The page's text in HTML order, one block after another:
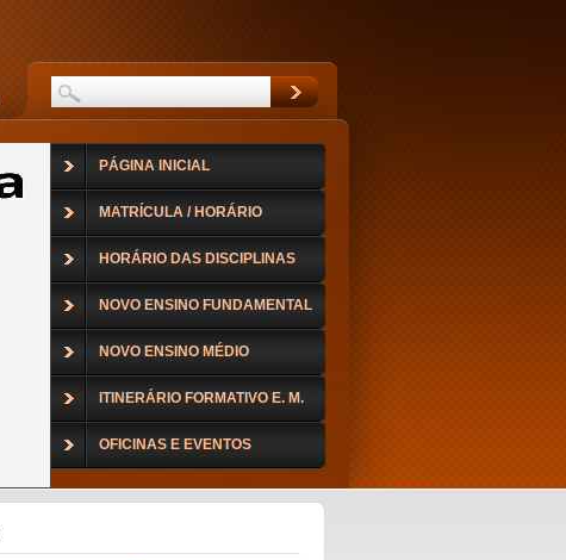
PÁGINA INICIAL
MATRÍCULA / HORÁRIO
HORÁRIO DAS DISCIPLINAS
NOVO ENSINO FUNDAMENTAL
NOVO ENSINO MÉDIO
ITINERÁRIO FORMATIVO E. M.
OFICINAS E EVENTOS